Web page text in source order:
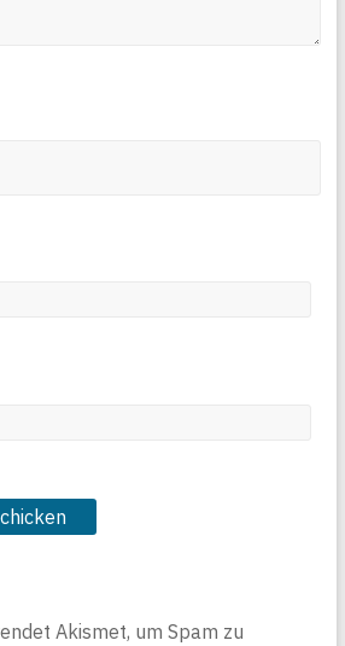
Akismet, um Spam zu